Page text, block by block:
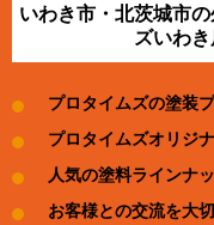
いわき市・北茨城市
ズいわき
プロタイムズの塗装
プロタイムズオリジ
人気の塗料ラインナ
お客様との交流を大